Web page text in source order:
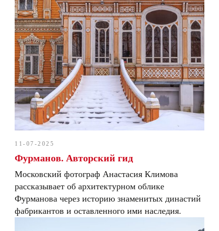
11-07-2025
Фурманов. Авторский гид
Московский фотограф Анастасия Климова
рассказывает об архитектурном облике
Фурманова через историю знаменитых династий
фабрикантов и оставленного ими наследия.